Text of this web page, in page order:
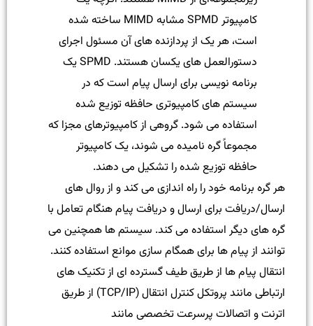
کامپیوتر SPMD مشابه MIMD ساخته شده
است، هر یک از پردازنده های آن مسئول اجرای
دستورالعمل های یکسان هستند. SPMD یک
برنامه نویسی برای ارسال پیام است که در
سیستم های کامپیوتری حافظه توزیع شده
استفاده می شود. گروهی از کامپیوترهای مجزا که
مجموعاً گره نامیده می شوند، یک کامپیوتر
حافظه توزیع شده را تشکیل می دهند.
هر گره برنامه خود را راه اندازی می کند و از روال های
ارسال/دریافت برای ارسال و دریافت پیام هنگام تعامل با
گره های دیگر استفاده می کند. سیستم ها همچنین می
توانند از پیام ها برای همگام سازی موانع استفاده کنند.
انتقال پیام ها از طریق طیف گسترده ای از تکنیک های
ارتباطی مانند پروتکل کنترل انتقال (TCP/IP) از طریق
اترنت و اتصالات پرسرعت تخصصی مانند